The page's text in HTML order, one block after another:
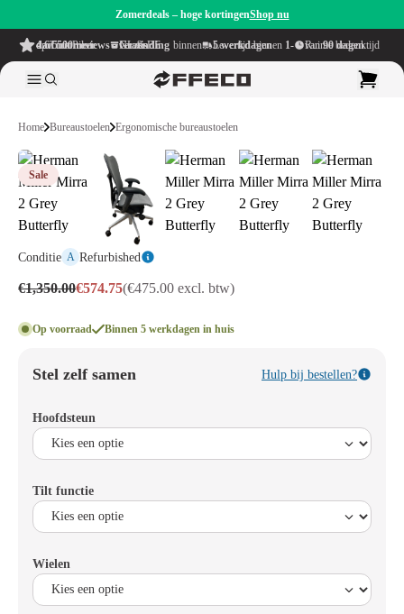
Zomerdeals – hoge kortingenShop nu
4.6/5
uit meer dan 500 reviews
op TrustPilot Gratis verzending
binnen NL & BE Levertijd binnen
1-5 werkdagen Ruime bedenktijd van90 dagen
Home Bureaustoelen Ergonomische bureaustoelen
Sale
Conditie A Refurbished
€1,350.00€574.75(€475.00 excl. btw)
Op voorraad Binnen 5 werkdagen in huis
Stel zelf samen Hulp bij bestellen?
Hoofdsteun
Tilt functie
Wielen